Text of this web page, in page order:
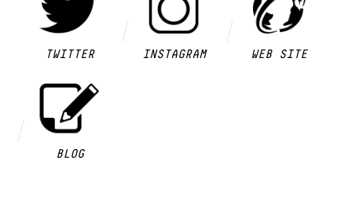
TWITTER INSTAGRAM WEB SITE
BLOG